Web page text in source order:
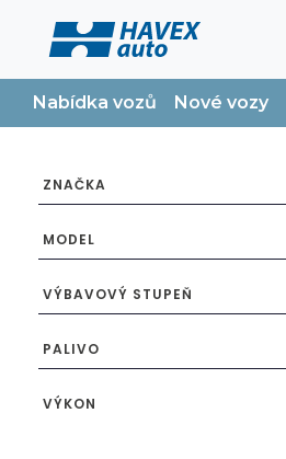
Nabídka vozů Nové vozy
ZNAČKA
MODEL
VÝBAVOVÝ STUPEŇ
PALIVO
VÝKON